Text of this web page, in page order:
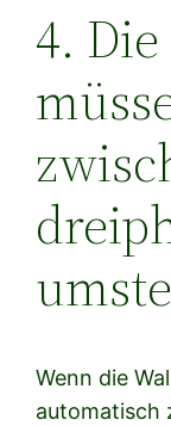
4.
Wenn die
automatisch